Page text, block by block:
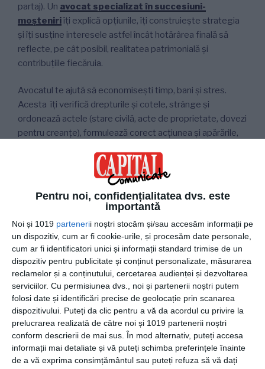
Pentru noi, confidențialitatea dvs. este
importantă
Noi și 1019 partenerii noștri stocăm și/sau accesăm informații pe
un dispozitiv, cum ar fi cookie-urile, și procesăm date personale,
cum ar fi identificatori unici și informații standard trimise de un
dispozitiv pentru publicitate și conținut personalizate, măsurarea
reclamelor și a conținutului, cercetarea audienței și dezvoltarea
serviciilor. Cu permisiunea dvs., noi și partenerii noștri putem
folosi date și identificări precise de geolocație prin scanarea
dispozitivului. Puteți da clic pentru a vă da acordul cu privire la
prelucrarea realizată de către noi și 1019 partenerii noștri
conform descrierii de mai sus. În mod alternativ, puteți accesa
informații mai detaliate și vă puteți schimba preferințele înainte
de a vă exprima consimțământul sau puteți refuza să vă dați
partaj). Un avocat specializat în succesiuni-
moșteniriîți explică opțiunile, îți construiește strategia
și îți susține interesele astfel încât hotărârea finală să
reflecte, pe cât posibil, realitatea patrimonială și
contribuțiile fiecăruia.
Avocatul te ajută să economisești timp, bani și stres.
Acesta îți verifică drepturile și cotele, strânge și
ordonează actele (stare civilă, acte de proprietate, dovezi
pentru creanțe), formulează corect acțiunea și apărările,
gestionează probele (martori, expertize, evaluări). Când
este util, propune măsuri provizorii (de exemplu, notarea
litigiului în cartea funciară sau interdicția de înstrăinare)
pentru a proteja bunurile până la partaj.
Dacă există loc de înțelegere, avocatul mediază
negocierea unui partaj amiabil, iar daca nu se poate
ajunge la o înțelegere, susține în instanță soluția care
reflectă contribuțiile și drepturile tale (inclusiv
recuperarea cheltuielilor de înmormântare, a datoriilor
plătite ori a investițiilor utile). După hotărâre, avocatul se
ocupă de punerea ei în aplicare: înscrieri în cartea funciară,
executare silită pentru sulte, împărțirea efectivă a
bunurilor.